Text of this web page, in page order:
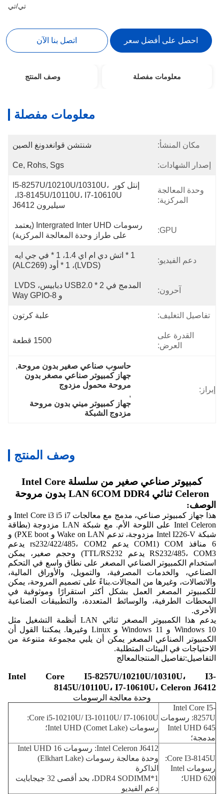
تي/تي
احصل على أفضل سعر اتصل بنا الآن
معلومات مفصلة وصف المنتج
معلومات مفصلة
مكان المنشأ: شنتشن قوانغدونغ الصين
إصدار الشهادات: Ce, Rohs, Sgs
وحدة المعالجة
المركزية:
إنتل كور I5-8257U/10210U/10310U،
I3-8145U/10110U، I7-10610U،
سيليرون J6412
GPU:
رسومات Intergrated Inter UHD (يعتمد
على طراز وحدة المعالجة المركزية)
دعم الفيديو:
1 * اتش دي ام اي 1.4، 1 * في جي ايه
آحرون:
المدمج في 2 * USB2.0 دبابيس، LVDS
و 8-Way GPIO
تفاصيل التغليف: علبة كرتون
القدرة على
العرض:
1500 قطعة
إبراز:
حاسوب صناعي صغير بدون مروحة,
جهاز كمبيوتر صناعي مصغر بدون
مروحة محمول مزدوج
,
جهاز كمبيوتر ميني بدون مروحة
مزدوج الشبكة
وصف المنتج
كمبيوتر صناعي صغير من سلسلة Intel Core
Celeron ثنائي LAN 6COM DDR4 بدون مروحة
الوصف:
هذا جهاز كمبيوتر صناعي، مدمج مع معالجات Intel Core i3 i5 i7 و
Intel Celeron على اللوحة الأم. مع شبكة LAN مزدوجة (بطاقة
شبكة Intel I226-V مزدوجة، تدعم Wake on LAN و PXE boot) و
6 منافذ COM (COM1 يدعم rs232/422/485، COM2 يدعم
RS232/485، COM3 يدعم TTL/RS232) وحجم صغير، يمكن
استخدام الكمبيوتر الصناعي المصغر على نطاق واسع في التحكم
الصناعي، والخدمات المصرفية، والتمويل، والأوراق المالية،
والاتصالات، وغيرها من المجالات.بناءً على تصميم المروحة، يمكن
للكمبيوتر المصغر العمل بشكل أكثر استقرارًا وموثوقية في
المحطات الطرفية، والوسائط المتعددة، والتطبيقات الصناعية
الأخرى.
يدعم هذا الكمبيوتر المصغر ثنائي LAN أنظمة التشغيل مثل
Windows 10 و Windows 11 و Linux وغيرها. يمكننا القول أن
الكمبيوتر الصناعي المصغر يمكن أن يلبي مجموعة متنوعة من
الاحتياجات في البيئات المتطلبة.
التفاصيل: تفاصيل المنتجالمعالج
Intel Core I5-8257U/10210U/10310U، I3-
8145U/10110U، I7-10610U، Celeron J6412
وحدة معالجة الرسومات
Intel Core I5-
8257U: رسومات
Intel UHD 645
مدمجة؛
Core i5-10210U/ I3-10110U/ I7-10610U:
رسومات Intel UHD (Comet Lake)؛
Core I3-8145U:
رسومات Intel
UHD 620؛
Intel Celeron J6412: رسومات Intel UHD 16
وحدة معالجة رسومات (Elkhart Lake)
الذاكرة
دعم الفيديو